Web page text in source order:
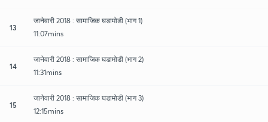
13
जानेवारी 2018 : सामाजिक घडामोडी (भाग 1)
11:07mins
14
जानेवारी 2018 : सामाजिक घडामोडी (भाग 2)
11:31mins
15
जानेवारी 2018 : सामाजिक घडामोडी (भाग 3)
12:15mins